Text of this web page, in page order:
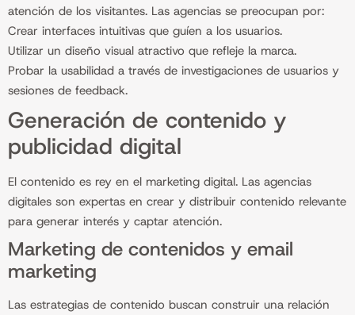
atención de los visitantes. Las agencias se preocupan por:
Crear interfaces intuitivas que guíen a los usuarios.
Utilizar un diseño visual atractivo que refleje la marca.
Probar la usabilidad a través de investigaciones de usuarios y
sesiones de feedback.
Generación de contenido y
publicidad digital
El contenido es rey en el marketing digital. Las agencias
digitales son expertas en crear y distribuir contenido relevante
para generar interés y captar atención.
Marketing de contenidos y email
marketing
Las estrategias de contenido buscan construir una relación